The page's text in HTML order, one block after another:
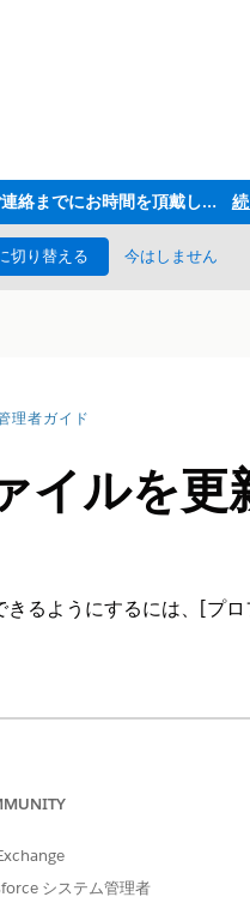
ただいま大変多くのお問い合わせをいただいており、ご連絡までにお時間を頂戴しております
切り替える 今はしません
理者ガイド
イルを更
るようにするには、[プ
プリケーションのカスタマイズ
システム管理者